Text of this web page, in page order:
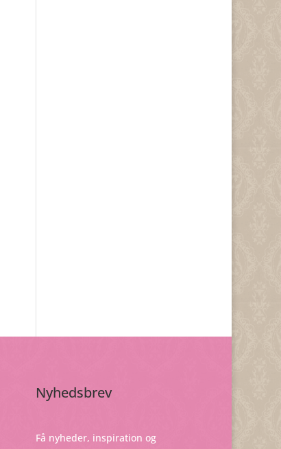
Nyhedsbrev
Få nyheder, inspiration og